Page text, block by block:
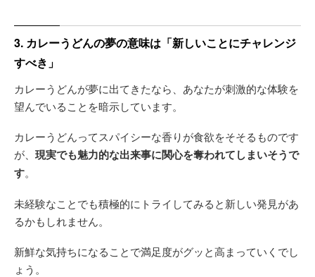
3. カレーうどんの夢の意味は「新しいことにチャレンジ
すべき」
カレーうどんが夢に出てきたなら、あなたが刺激的な体験を
望んでいることを暗示しています。
カレーうどんってスパイシーな香りが食欲をそそるものです
が、 現実でも魅力的な出来事に関心を奪われてしまいそうで
す。
未経験なことでも積極的にトライしてみると新しい発見があ
るかもしれません。
新鮮な気持ちになることで満足度がグッと高まっていくでし
ょう。